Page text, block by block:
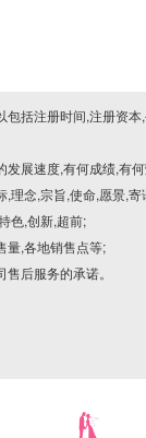
包括注册时间,注册资
发展速度,有何成绩,有
,理念,宗旨,使命,愿景,寄
色,创新,超前;
量,各地销售点等;
后服务的承诺。
